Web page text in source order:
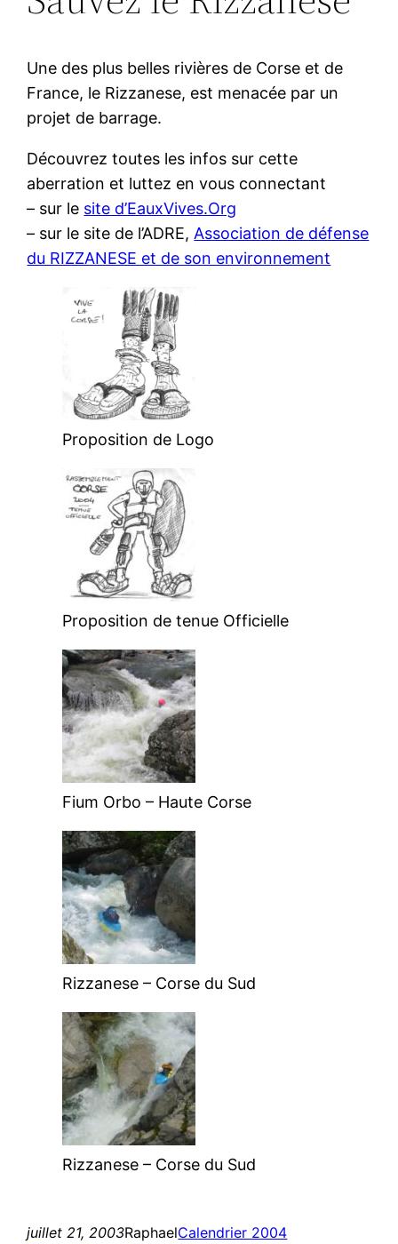
Une des plus belles rivières de Corse et de
France, le Rizzanese, est menacée par un
projet de barrage.
Découvrez toutes les infos sur cette
aberration et luttez en vous connectant
– sur le site d’EauxVives.Org
– sur le site de l’ADRE, Association de défense
du RIZZANESE et de son environnement
Proposition de Logo
Proposition de tenue Officielle
Fium Orbo – Haute Corse
Rizzanese – Corse du Sud
Rizzanese – Corse du Sud
juillet 21, 2003RaphaelCalendrier 2004